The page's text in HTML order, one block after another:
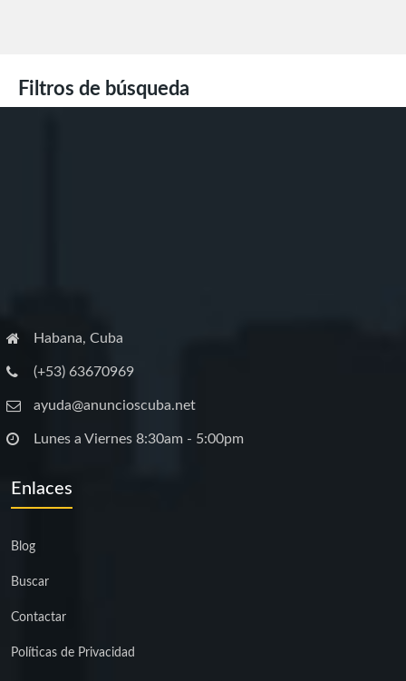
Filtros de búsqueda
Habana, Cuba
(+53) 63670969
ayuda@anuncioscuba.net
Lunes a Viernes 8:30am - 5:00pm
Enlaces
Blog
Buscar
Contactar
Políticas de Privacidad